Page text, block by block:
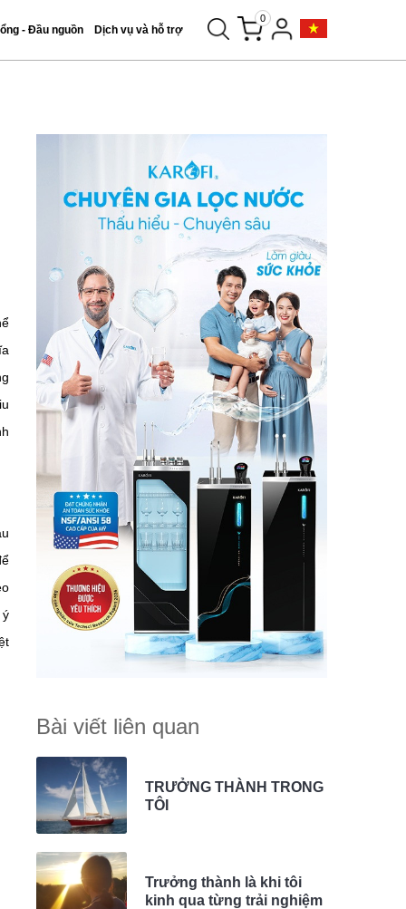
- Đầu nguồn Dịch vụ và hỗ trợ
0
ý
Bài viết liên quan
TRƯỞNG THÀNH TRONG
TÔI
Trưởng thành là khi tôi
kinh qua từng trải nghiệm